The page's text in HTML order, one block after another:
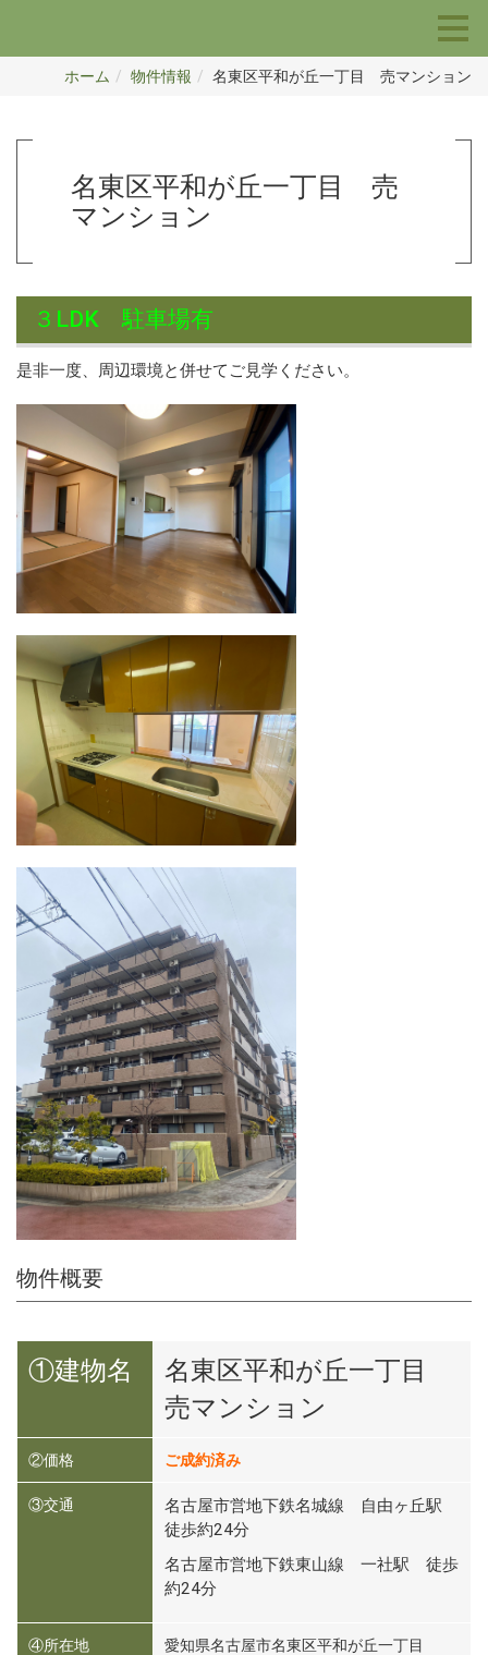
ホーム 物件情報 名東区平和が丘一丁目 売マンション
名東区平和が丘一丁目 売
マンション
３LDK 駐車場有
是非一度、周辺環境と併せてご見学ください。
物件概要
①建物名
名東区平和が丘一丁目
売マンション
②価格 ご成約済み
③交通
名古屋市営地下鉄名城線 自由ヶ丘駅
徒歩約24分
名古屋市営地下鉄東山線 一社駅 徒歩
約24分
④所在地 愛知県名古屋市名東区平和が丘一丁目